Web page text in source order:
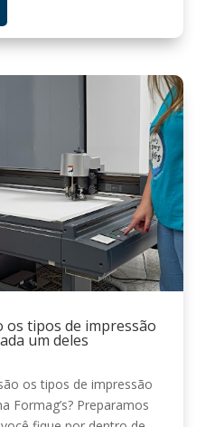
os tipos de impressão
um deles
os tipos de impressão
Formag’s? Preparamos